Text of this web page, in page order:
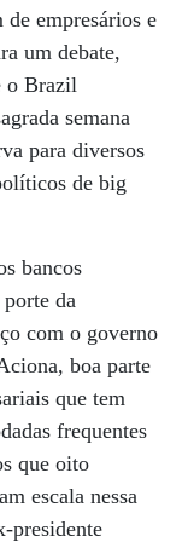
de empresários e
um debate,
o Brazil
semana
para diversos
de big
bancos
da
com o governo
boa parte
que tem
frequentes
que oito
escala nessa
presidente